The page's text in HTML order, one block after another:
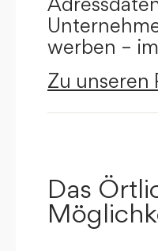
werben –
Zu unseren
Das